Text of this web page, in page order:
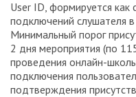
User ID, формируется как
подключений слушателя
Минимальный порог
2 дня мероприятия (по
проведения онлайн-
подключения
подтверждения